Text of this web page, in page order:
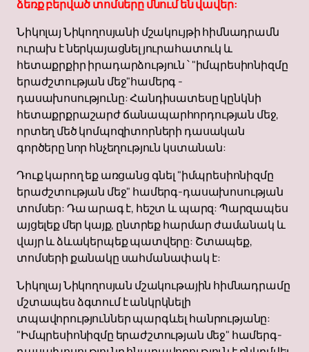
ձեռք բերված տոմսերը մնում են վավեր:
Նիկոլայ Նիկողոսյանի մշակույթի հիմնադրամն
ուրախ է ներկայացնել յուրահատուկ և
հետաքրքիր իրադարձություն ՝ "իմպրեսիոնիզմը
երաժշտության մեջ"համերգ -
դասախոսությունը: Հանդիսատեսը կընկնի
հետաքրքրաշարժ ճանապարհորդության մեջ,
որտեղ մեծ կոմպոզիտորների դասական
գործերը նոր հնչեղություն կստանան:
Դուք կարող եք առցանց գնել "իմպրեսիոնիզմը
երաժշտության մեջ" համերգ-դասախոսության
տոմսեր: Դա արագ է, հեշտ և պարզ: Պարզապես
այցելեք մեր կայք, ընտրեք հարմար ժամանակ և
վայր և ձևակերպեք պատվերը: Շտապեք,
տոմսերի քանակը սահմանափակ է:
Նիկոլայ Նիկողոսյան մշակութային հիմնադրամը
մշտապես ձգտում է անկրկնելի
տպավորություններ պարգևել հանրությանը:
"Իմպրեսիոնիզմը երաժշտության մեջ" համերգ-